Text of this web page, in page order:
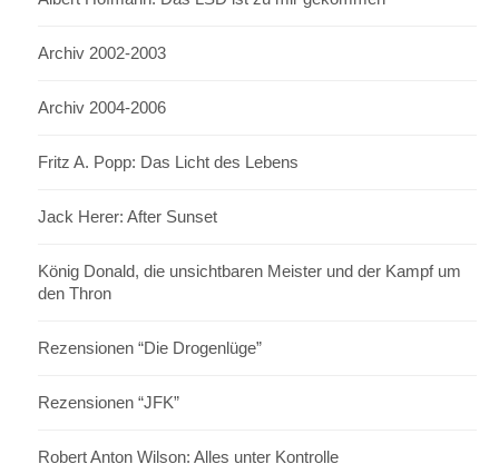
Archiv 2002-2003
Archiv 2004-2006
Fritz A. Popp: Das Licht des Lebens
Jack Herer: After Sunset
König Donald, die unsichtbaren Meister und der Kampf um
den Thron
Rezensionen “Die Drogenlüge”
Rezensionen “JFK”
Robert Anton Wilson: Alles unter Kontrolle